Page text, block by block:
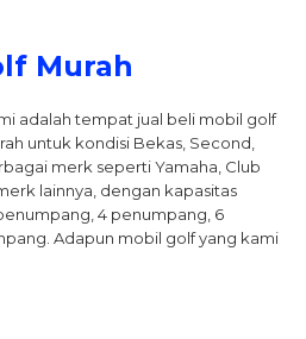
Murah
adalah tempat jual beli mobil golf
untuk kondisi Bekas, Second,
merk seperti Yamaha, Club
lainnya, dengan kapasitas
4 penumpang, 6
Adapun mobil golf yang kami